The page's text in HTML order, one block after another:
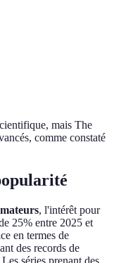
mais The
comme constaté
, l'intérêt pour
25% entre 2025 et
en termes de
des records de
séries prenant des